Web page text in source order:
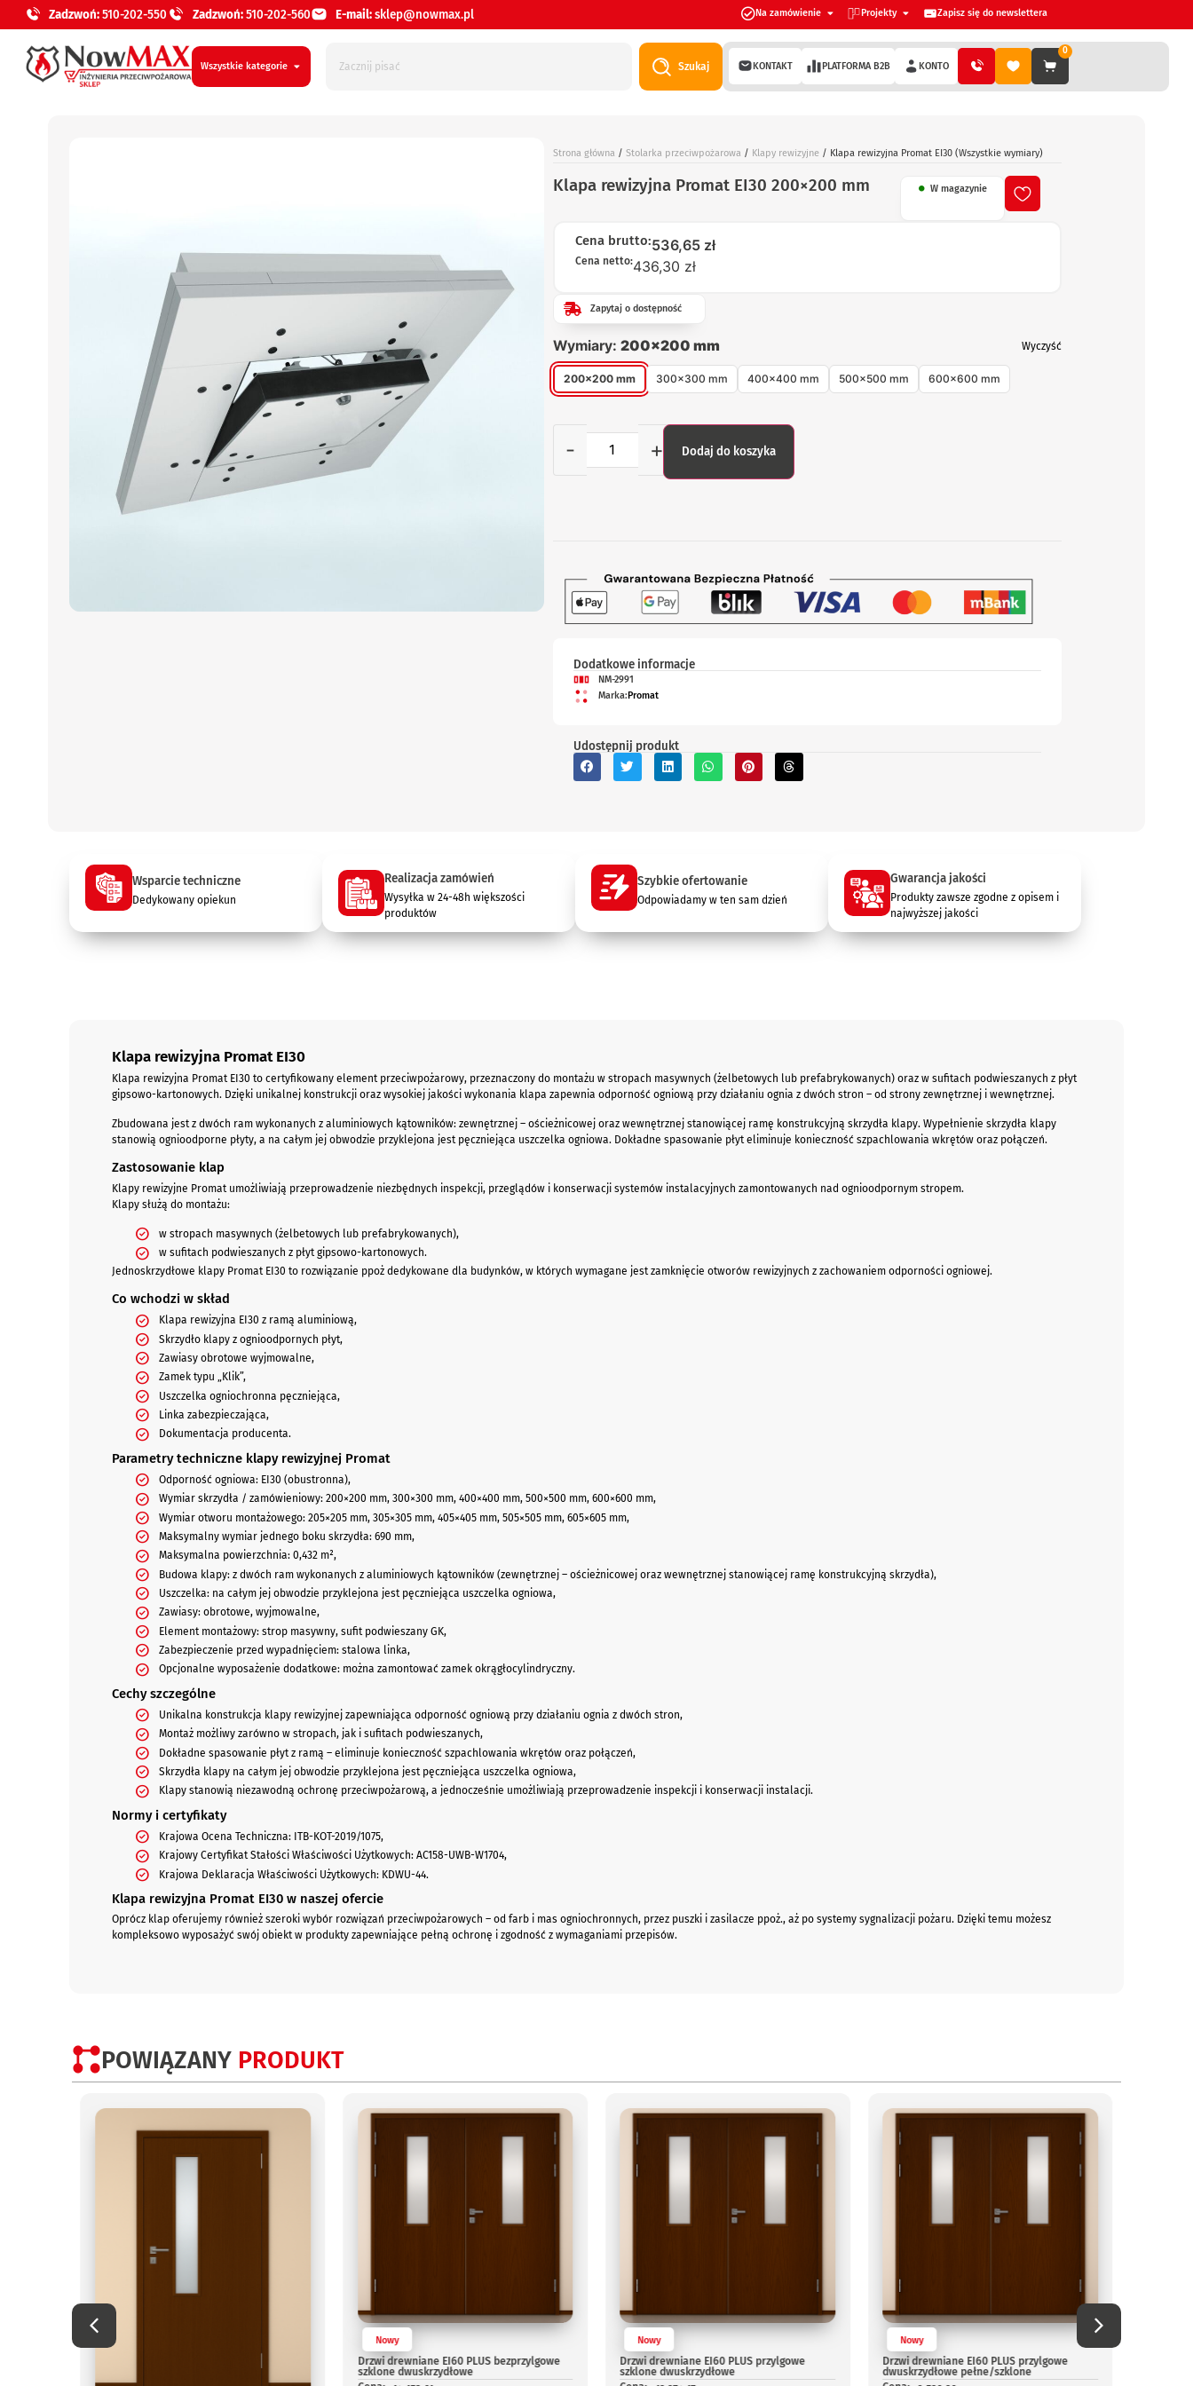
Zadzwoń:510-202-550 Zadzwoń:510-202-560 E-mail:sklep@nowmax.pl Na zamówienie Projekty Zapisz się do newslettera
Wszystkie kategorie Szukaj KONTAKT PLATFORMA B2B KONTO
0
Strona główna/ Stolarka przeciwpożarowa/ Klapy rewizyjne/ Klapa rewizyjna Promat EI30 (Wszystkie wymiary)
Klapa rewizyjna Promat EI30 200×200 mm W magazynie
Cena brutto:536,65zł
Cena netto:436,30 zł
Zapytaj o dostępność
Wymiary: 200×200 mm
200×200 mm 300×300 mm 400×400 mm 500×500 mm 600×600 mm
Wyczyść
- + Dodaj do koszyka
Dodatkowe informacje
NM-2991
Marka: Promat
Udostępnij produkt
Wsparcie techniczne
Dedykowany opiekun
Realizacja zamówień
Wysyłka w 24-48h większości
produktów
Szybkie ofertowanie
Odpowiadamy w ten sam dzień
Gwarancja jakości
Produkty zawsze zgodne z opisem i
najwyższej jakości
Klapa rewizyjna Promat EI30
Klapa rewizyjna Promat EI30 to certyfikowany element przeciwpożarowy, przeznaczony do montażu w stropach masywnych (żelbetowych lub prefabrykowanych) oraz w sufitach podwieszanych z płyt
gipsowo-kartonowych. Dzięki unikalnej konstrukcji oraz wysokiej jakości wykonania klapa zapewnia odporność ogniową przy działaniu ognia z dwóch stron – od strony zewnętrznej i wewnętrznej.
Zbudowana jest z dwóch ram wykonanych z aluminiowych kątowników: zewnętrznej – ościeżnicowej oraz wewnętrznej stanowiącej ramę konstrukcyjną skrzydła klapy. Wypełnienie skrzydła klapy
stanowią ognioodporne płyty, a na całym jej obwodzie przyklejona jest pęczniejąca uszczelka ogniowa. Dokładne spasowanie płyt eliminuje konieczność szpachlowania wkrętów oraz połączeń.
Zastosowanie klap
Klapy rewizyjne Promat umożliwiają przeprowadzenie niezbędnych inspekcji, przeglądów i konserwacji systemów instalacyjnych zamontowanych nad ognioodpornym stropem.
Klapy służą do montażu:
w stropach masywnych (żelbetowych lub prefabrykowanych),
w sufitach podwieszanych z płyt gipsowo-kartonowych.
Jednoskrzydłowe klapy Promat EI30 to rozwiązanie ppoż dedykowane dla budynków, w których wymagane jest zamknięcie otworów rewizyjnych z zachowaniem odporności ogniowej.
Co wchodzi w skład
Klapa rewizyjna EI30 z ramą aluminiową,
Skrzydło klapy z ognioodpornych płyt,
Zawiasy obrotowe wyjmowalne,
Zamek typu „Klik”,
Uszczelka ogniochronna pęczniejąca,
Linka zabezpieczająca,
Dokumentacja producenta.
Parametry techniczne klapy rewizyjnej Promat
Odporność ogniowa: EI30 (obustronna),
Wymiar skrzydła / zamówieniowy: 200×200 mm, 300×300 mm, 400×400 mm, 500×500 mm, 600×600 mm,
Wymiar otworu montażowego: 205×205 mm, 305×305 mm, 405×405 mm, 505×505 mm, 605×605 mm,
Maksymalny wymiar jednego boku skrzydła: 690 mm,
Maksymalna powierzchnia: 0,432 m²,
Budowa klapy: z dwóch ram wykonanych z aluminiowych kątowników (zewnętrznej – ościeżnicowej oraz wewnętrznej stanowiącej ramę konstrukcyjną skrzydła),
Uszczelka: na całym jej obwodzie przyklejona jest pęczniejąca uszczelka ogniowa,
Zawiasy: obrotowe, wyjmowalne,
Element montażowy: strop masywny, sufit podwieszany GK,
Zabezpieczenie przed wypadnięciem: stalowa linka,
Opcjonalne wyposażenie dodatkowe: można zamontować zamek okrągłocylindryczny.
Cechy szczególne
Unikalna konstrukcja klapy rewizyjnej zapewniająca odporność ogniową przy działaniu ognia z dwóch stron,
Montaż możliwy zarówno w stropach, jak i sufitach podwieszanych,
Dokładne spasowanie płyt z ramą – eliminuje konieczność szpachlowania wkrętów oraz połączeń,
Skrzydła klapy na całym jej obwodzie przyklejona jest pęczniejąca uszczelka ogniowa,
Klapy stanowią niezawodną ochronę przeciwpożarową, a jednocześnie umożliwiają przeprowadzenie inspekcji i konserwacji instalacji.
Normy i certyfikaty
Krajowa Ocena Techniczna: ITB-KOT-2019/1075,
Krajowy Certyfikat Stałości Właściwości Użytkowych: AC158-UWB-W1704,
Krajowa Deklaracja Właściwości Użytkowych: KDWU-44.
Klapa rewizyjna Promat EI30 w naszej ofercie
Oprócz klap oferujemy również szeroki wybór rozwiązań przeciwpożarowych – od farb i mas ogniochronnych, przez puszki i zasilacze ppoż., aż po systemy sygnalizacji pożaru. Dzięki temu możesz
kompleksowo wyposażyć swój obiekt w produkty zapewniające pełną ochronę i zgodność z wymaganiami przepisów.
POWIĄZANY PRODUKT
Nowy
Drzwi drewniane EI60 PLUS bezprzylgowe
szklone dwuskrzydłowe
Nowy
Drzwi drewniane EI60 PLUS przylgowe
szklone dwuskrzydłowe
Nowy
Drzwi drewniane EI60 PLUS przylgowe
dwuskrzydłowe pełne/szklone